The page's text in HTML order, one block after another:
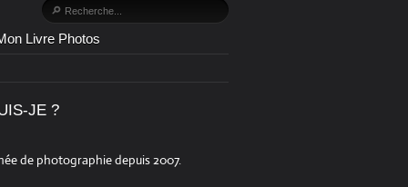
Livre Photos
JE ?
de photographie depuis 2007.